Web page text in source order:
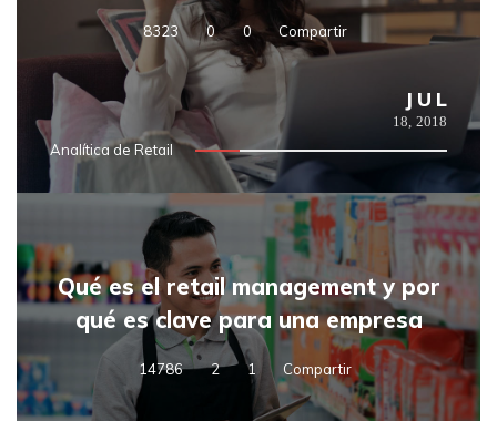
8323 0 0 Compartir
JUL
18, 2018
Analítica de Retail
Qué es el retail management y por
qué es clave para una empresa
14786 2 1 Compartir